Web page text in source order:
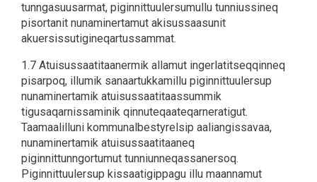
tunngasuusarmat, piginnittuulersumullu tunniussineq
pisortanit nunaminertamut akisussaasunit
akuersissutigineqartussammat.
1.7 Atuisussaatitaanermik allamut ingerlatitseqqinneq
pisarpoq, illumik sanaartukkamillu piginnittuulersup
nunaminertamik atuisussaatitaassummik
tigusaqarnissaminik qinnuteqaateqarneratigut.
Taamaalilluni kommunalbestyrelsip aaliangissavaa,
nunaminertamik atuisussaatitaaneq
piginnittunngortumut tunniunneqassanersoq.
Piginnittuulersup kissaatigippagu illu maannamut